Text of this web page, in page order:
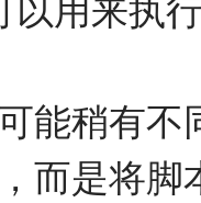
能稍有
而是将